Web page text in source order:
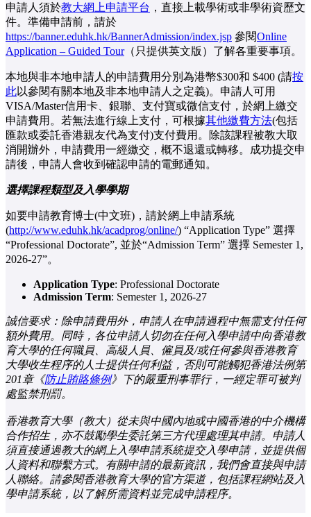
申請人須於教大網上申請平台 ，直接上載學術或非學術資歷文
件。準備申請前，請於
https://banner.eduhk.hk/BannerAdmission/index.jsp 參閱Online
Application – Guided Tour（只提供英文版）了解各重要事項。
本地與非本地申請人的申請費用分別為港幣$300和 $400 (請按
此以參閱有關本地及非本地申請人之定義)。申請人可用
VISA/Master信用卡、銀聯、支付寶或微信支付，於網上繳交
申請費用。若無法進行線上支付，可根據其他繳費方法(包括
匯款或委託香港親友代為支付)支付費用。除該課程被教大取
消開辦外，申請費用一經繳交，概不退還或轉移。成功提交申
請後，申請人會收到確認申請的電郵通知。
選擇課程類型及入學學期
如要申請教育博士(中文班)，請於網上申請系統
(http://www.eduhk.hk/acadprog/online/) “Application Type” 選擇
“Professional Doctorate”, 並於“Admission Term” 選擇 Semester 1,
2026-27”。
Application Type: Professional Doctorate
Admission Term: Semester 1, 2026-27
誠信要求：除申請費用外，申請人在申請過程中無需支付任何
額外費用。同時，各位申請人切勿在任何入學申請中向香港教
育大學的任何職員、高級人員、僱員及/或任何參與香港教育
大學收生程序的人士提供任何利益，否則可能觸犯香港法例第
201章《防止賄賂條例》下的嚴重刑事罪行，一經定罪可被判
處監禁刑罰。
香港教育大學（教大）從未與中國內地或中國香港的中介機構
合作招生，亦不鼓勵學生委託第三方代理處理其申請。申請人
須直接通過教大的網上入學申請系統提交入學申請，並提供個
人資料和聯繫方式。有關申請的最新資訊，我們會直接與申請
人聯絡。請參閱香港教育大學的官方渠道，包括課程網站及入
學申請系統，以了解所需資料並完成申請程序。